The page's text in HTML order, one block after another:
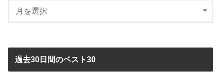
過去30日間のベスト30